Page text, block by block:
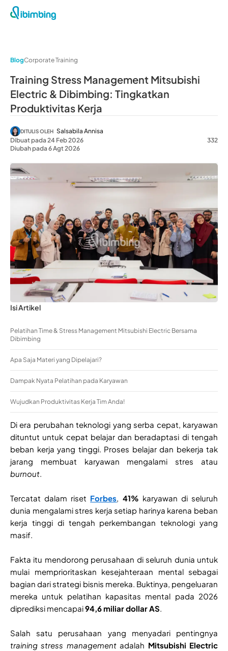
BlogCorporate Training
Training Stress Management Mitsubishi
Electric & Dibimbing: Tingkatkan
Produktivitas Kerja
DITULIS OLEH Salsabila Annisa
Dibuat pada 24 Feb 2026
Diubah pada 6 Agt 2026
332
Isi Artikel
Pelatihan Time & Stress Management Mitsubishi Electric Bersama
Dibimbing
Apa Saja Materi yang Dipelajari?
Dampak Nyata Pelatihan pada Karyawan
Wujudkan Produktivitas Kerja Tim Anda!
Di era perubahan teknologi yang serba cepat, karyawan
dituntut untuk cepat belajar dan beradaptasi di tengah
beban kerja yang tinggi. Proses belajar dan bekerja tak
jarang membuat karyawan mengalami stres atau
burnout.
Tercatat dalam riset Forbes, 41% karyawan di seluruh
dunia mengalami stres kerja setiap harinya karena beban
kerja tinggi di tengah perkembangan teknologi yang
masif.
Fakta itu mendorong perusahaan di seluruh dunia untuk
mulai memprioritaskan kesejahteraan mental sebagai
bagian dari strategi bisnis mereka. Buktinya, pengeluaran
mereka untuk pelatihan kapasitas mental pada 2026
diprediksi mencapai94,6 miliar dollar AS.
Salah satu perusahaan yang menyadari pentingnya
training stress managementadalah Mitsubishi Electric